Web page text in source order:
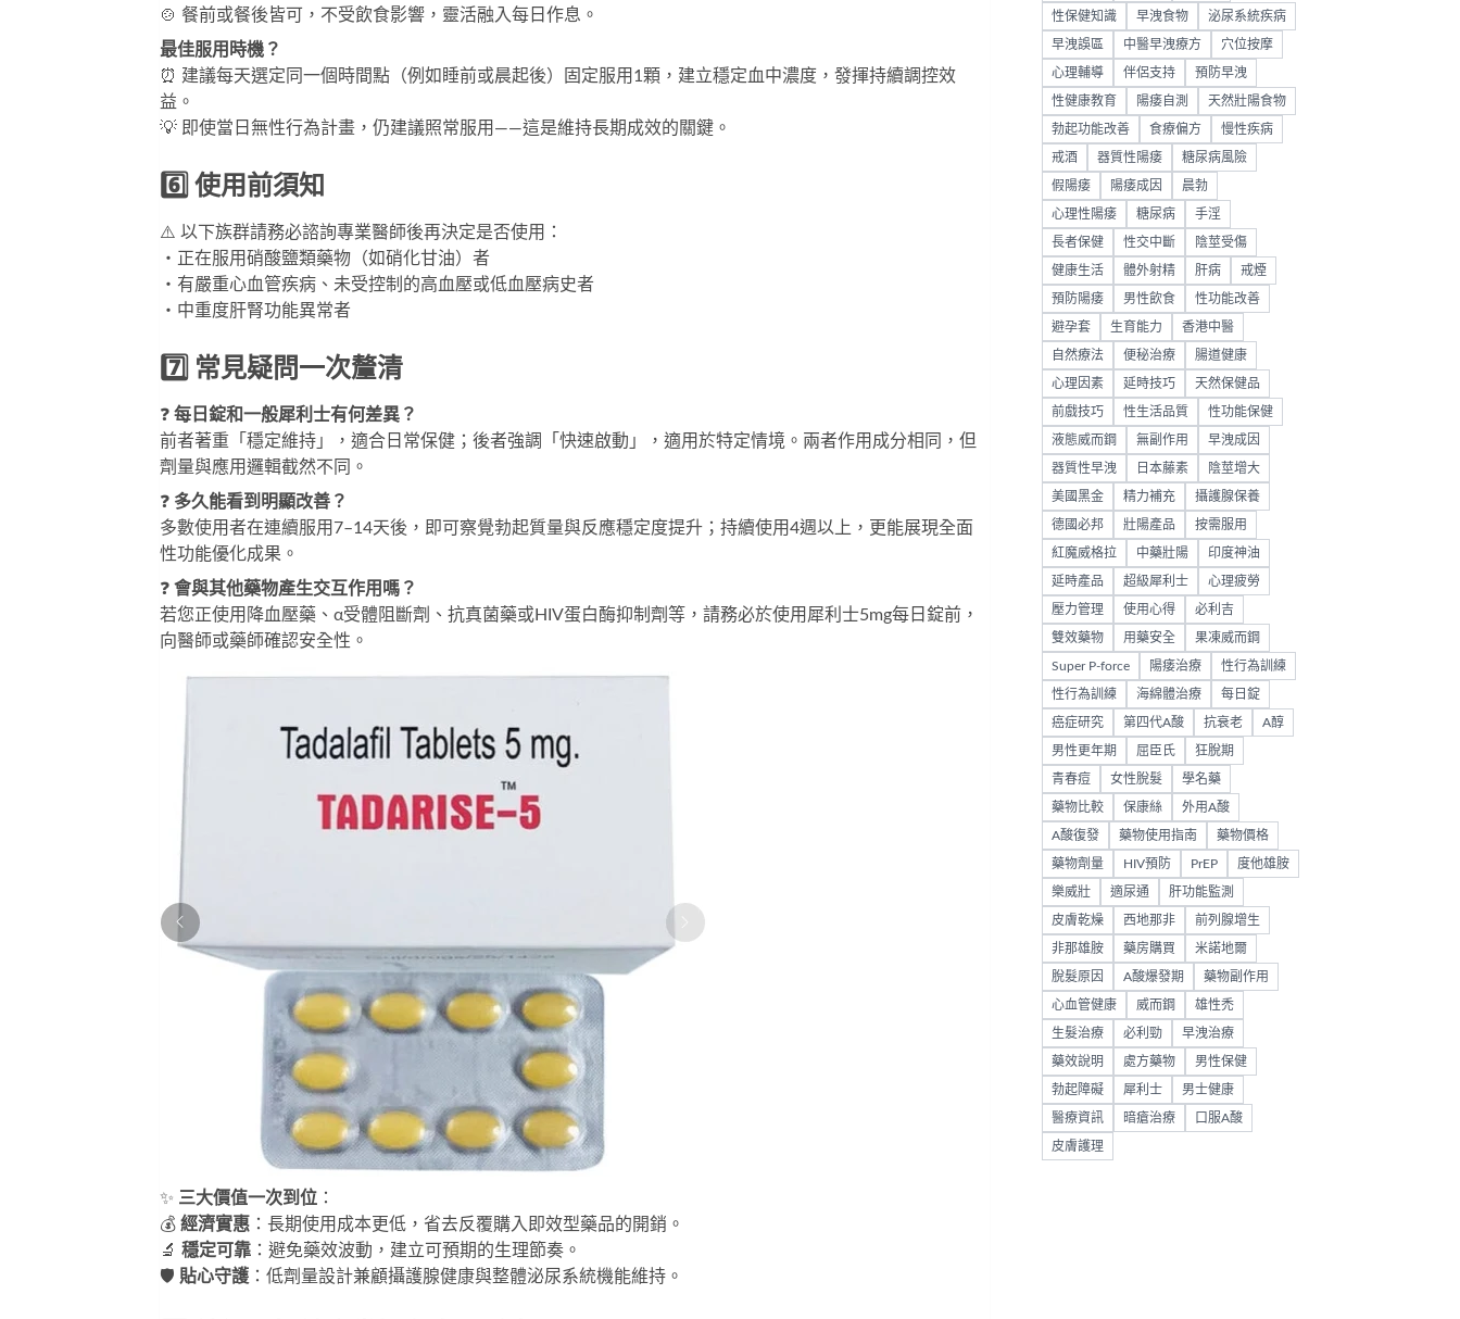
🍲 餐前或餐後皆可，不受飲食影響，靈活融入每日作息。
最佳服用時機？
⏰ 建議每天選定同一個時間點（例如睡前或晨起後）固定服用1顆，建立穩定血中濃度，發揮持續調控效
益。
💡 即使當日無性行為計畫，仍建議照常服用——這是維持長期成效的關鍵。
6️⃣ 使用前須知
⚠️ 以下族群請務必諮詢專業醫師後再決定是否使用：
・正在服用硝酸鹽類藥物（如硝化甘油）者
・有嚴重心血管疾病、未受控制的高血壓或低血壓病史者
・中重度肝腎功能異常者
7️⃣ 常見疑問一次釐清
❓ 每日錠和一般犀利士有何差異？
前者著重「穩定維持」，適合日常保健；後者強調「快速啟動」，適用於特定情境。兩者作用成分相同，但
劑量與應用邏輯截然不同。
❓ 多久能看到明顯改善？
多數使用者在連續服用7–14天後，即可察覺勃起質量與反應穩定度提升；持續使用4週以上，更能展現全面
性功能優化成果。
❓ 會與其他藥物產生交互作用嗎？
若您正使用降血壓藥、α受體阻斷劑、抗真菌藥或HIV蛋白酶抑制劑等，請務必於使用 犀利士5mg每日錠前，
向醫師或藥師確認安全性。
✨ 三大價值一次到位 ：
💰 經濟實惠 ：長期使用成本更低，省去反覆購入即效型藥品的開銷。
🔬 穩定可靠 ：避免藥效波動，建立可預期的生理節奏。
🛡️ 貼心守護 ：低劑量設計兼顧攝護腺健康與整體泌尿系統機能維持。
性保健知識 早洩食物 泌尿系統疾病
早洩誤區 中醫早洩療方 穴位按摩
心理輔導 伴侶支持 預防早洩
性健康教育 陽痿自測 天然壯陽食物
勃起功能改善 食療偏方 慢性疾病
戒酒 器質性陽痿 糖尿病風險
假陽痿 陽痿成因 晨勃
心理性陽痿 糖尿病 手淫
長者保健 性交中斷 陰莖受傷
健康生活 體外射精 肝病 戒煙
預防陽痿 男性飲食 性功能改善
避孕套 生育能力 香港中醫
自然療法 便秘治療 腸道健康
心理因素 延時技巧 天然保健品
前戲技巧 性生活品質 性功能保健
液態威而鋼 無副作用 早洩成因
器質性早洩 日本藤素 陰莖增大
美國黑金 精力補充 攝護腺保養
德國必邦 壯陽產品 按需服用
紅魔威格拉 中藥壯陽 印度神油
延時產品 超級犀利士 心理疲勞
壓力管理 使用心得 必利吉
雙效藥物 用藥安全 果凍威而鋼
Super P-force 陽痿治療 性行為訓練
性行為訓練 海綿體治療 每日錠
癌症研究 第四代A酸 抗衰老 A醇
男性更年期 屈臣氏 狂脫期
青春痘 女性脫髮 學名藥
藥物比較 保康絲 外用A酸
A酸復發 藥物使用指南 藥物價格
藥物劑量 HIV預防 PrEP 度他雄胺
樂威壯 適尿通 肝功能監測
皮膚乾燥 西地那非 前列腺增生
非那雄胺 藥房購買 米諾地爾
脫髮原因 A酸爆發期 藥物副作用
心血管健康 威而鋼 雄性禿
生髮治療 必利勁 早洩治療
藥效說明 處方藥物 男性保健
勃起障礙 犀利士 男士健康
醫療資訊 暗瘡治療 口服A酸
皮膚護理